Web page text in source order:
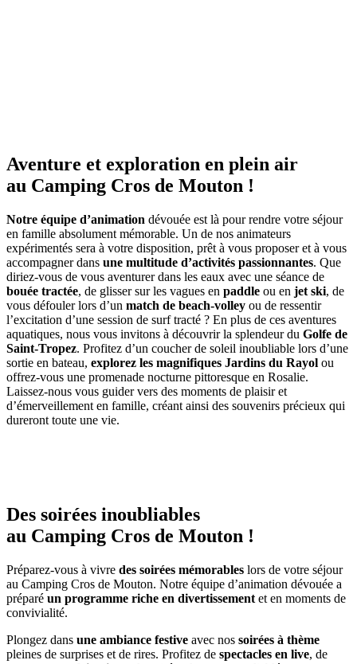
Aventure et exploration en plein air
au Camping Cros de Mouton !
Notre équipe d’animation dévouée est là pour rendre votre séjour
en famille absolument mémorable. Un de nos animateurs
expérimentés sera à votre disposition, prêt à vous proposer et à vous
accompagner dans une multitude d’activités passionnantes. Que
diriez-vous de vous aventurer dans les eaux avec une séance de
bouée tractée, de glisser sur les vagues en paddle ou en jet ski, de
vous défouler lors d’un match de beach-volley ou de ressentir
l’excitation d’une session de surf tracté ? En plus de ces aventures
aquatiques, nous vous invitons à découvrir la splendeur du Golfe de
Saint-Tropez. Profitez d’un coucher de soleil inoubliable lors d’une
sortie en bateau, explorez les magnifiques Jardins du Rayol ou
offrez-vous une promenade nocturne pittoresque en Rosalie.
Laissez-nous vous guider vers des moments de plaisir et
d’émerveillement en famille, créant ainsi des souvenirs précieux qui
dureront toute une vie.
Des soirées inoubliables
au Camping Cros de Mouton !
Préparez-vous à vivre des soirées mémorables lors de votre séjour
au Camping Cros de Mouton. Notre équipe d’animation dévouée a
préparé un programme riche en divertissement et en moments de
convivialité.
Plongez dans une ambiance festive avec nos soirées à thème
pleines de surprises et de rires. Profitez de spectacles en live, de